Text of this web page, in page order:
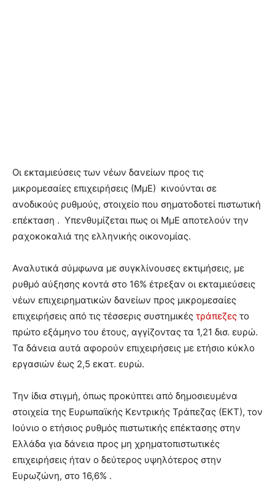
Οι εκταμιεύσεις των νέων δανείων προς τις
μικρομεσαίες επιχειρήσεις (ΜμΕ) κινούνται σε
ανοδικούς ρυθμούς, στοιχείο που σηματοδοτεί πιστωτική
επέκταση . Υπενθυμίζεται πως οι ΜμΕ αποτελούν την
ραχοκοκαλιά της ελληνικής οικονομίας.
Αναλυτικά σύμφωνα με συγκλίνουσες εκτιμήσεις, με
ρυθμό αύξησης κοντά στο 16% έτρεξαν οι εκταμιεύσεις
νέων επιχειρηματικών δανείων προς μικρομεσαίες
επιχειρήσεις από τις τέσσερις συστημικές τράπεζες το
πρώτο εξάμηνο του έτους, αγγίζοντας τα 1,21 δισ. ευρώ.
Τα δάνεια αυτά αφορούν επιχειρήσεις με ετήσιο κύκλο
εργασιών έως 2,5 εκατ. ευρώ.
Την ίδια στιγμή, όπως προκύπτει από δημοσιευμένα
στοιχεία της Ευρωπαϊκής Κεντρικής Τράπεζας (ΕΚΤ), τον
Ιούνιο ο ετήσιος ρυθμός πιστωτικής επέκτασης στην
Ελλάδα για δάνεια προς μη χρηματοπιστωτικές
επιχειρήσεις ήταν ο δεύτερος υψηλότερος στην
Ευρωζώνη, στο 16,6% .